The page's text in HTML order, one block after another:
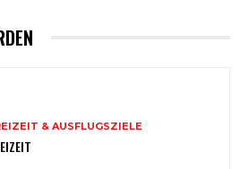
& AUSFLUGSZIELE